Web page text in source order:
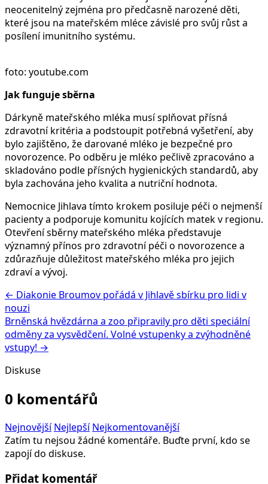
neocenitelný zejména pro předčasně narozené děti,
které jsou na mateřském mléce závislé pro svůj růst a
posílení imunitního systému.
foto: youtube.com
Jak funguje sběrna
Dárkyně mateřského mléka musí splňovat přísná
zdravotní kritéria a podstoupit potřebná vyšetření, aby
bylo zajištěno, že darované mléko je bezpečné pro
novorozence. Po odběru je mléko pečlivě zpracováno a
skladováno podle přísných hygienických standardů, aby
byla zachována jeho kvalita a nutriční hodnota.
Nemocnice Jihlava tímto krokem posiluje péči o nejmenší
pacienty a podporuje komunitu kojících matek v regionu.
Otevření sběrny mateřského mléka představuje
významný přínos pro zdravotní péči o novorozence a
zdůrazňuje důležitost mateřského mléka pro jejich
zdraví a vývoj.
← Diakonie Broumov pořádá v Jihlavě sbírku pro lidi v
nouzi
Brněnská hvězdárna a zoo připravily pro děti speciální
odměny za vysvědčení. Volné vstupenky a zvýhodněné
vstupy! →
Diskuse
0 komentářů
Nejnovější Nejlepší Nejkomentovanější
Zatím tu nejsou žádné komentáře. Buďte první, kdo se
zapojí do diskuse.
Přidat komentář